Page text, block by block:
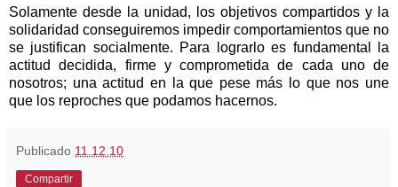
Solamente desde la unidad, los objetivos compartidos y la
solidaridad conseguiremos impedir comportamientos que no
se justifican socialmente. Para lograrlo es fundamental la
actitud decidida, firme y comprometida de cada uno de
nosotros; una actitud en la que pese más lo que nos une
que los reproches que podamos hacernos.
Publicado 11.12.10
Compartir